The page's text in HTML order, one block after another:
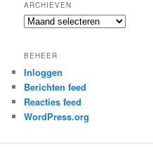
ARCHIEVEN
Archieven
BEHEER
Inloggen
Berichten feed
Reacties feed
WordPress.org